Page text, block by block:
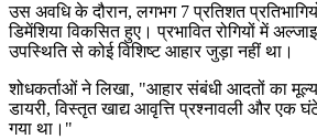
उस अवधि के दौरान, लगभग 7 प्रतिशत
डिमेंशिया विकसित हुए। प्रभावित रोगियों में
उपस्थिति से कोई विशिष्ट आहार जुड़ा नहीं था।
शोधकर्ताओं ने लिखा, "आहार संबंधी आदतों का
डायरी, विस्तृत खाद्य आवृत्ति प्रश्नावली और एक
गया था।"